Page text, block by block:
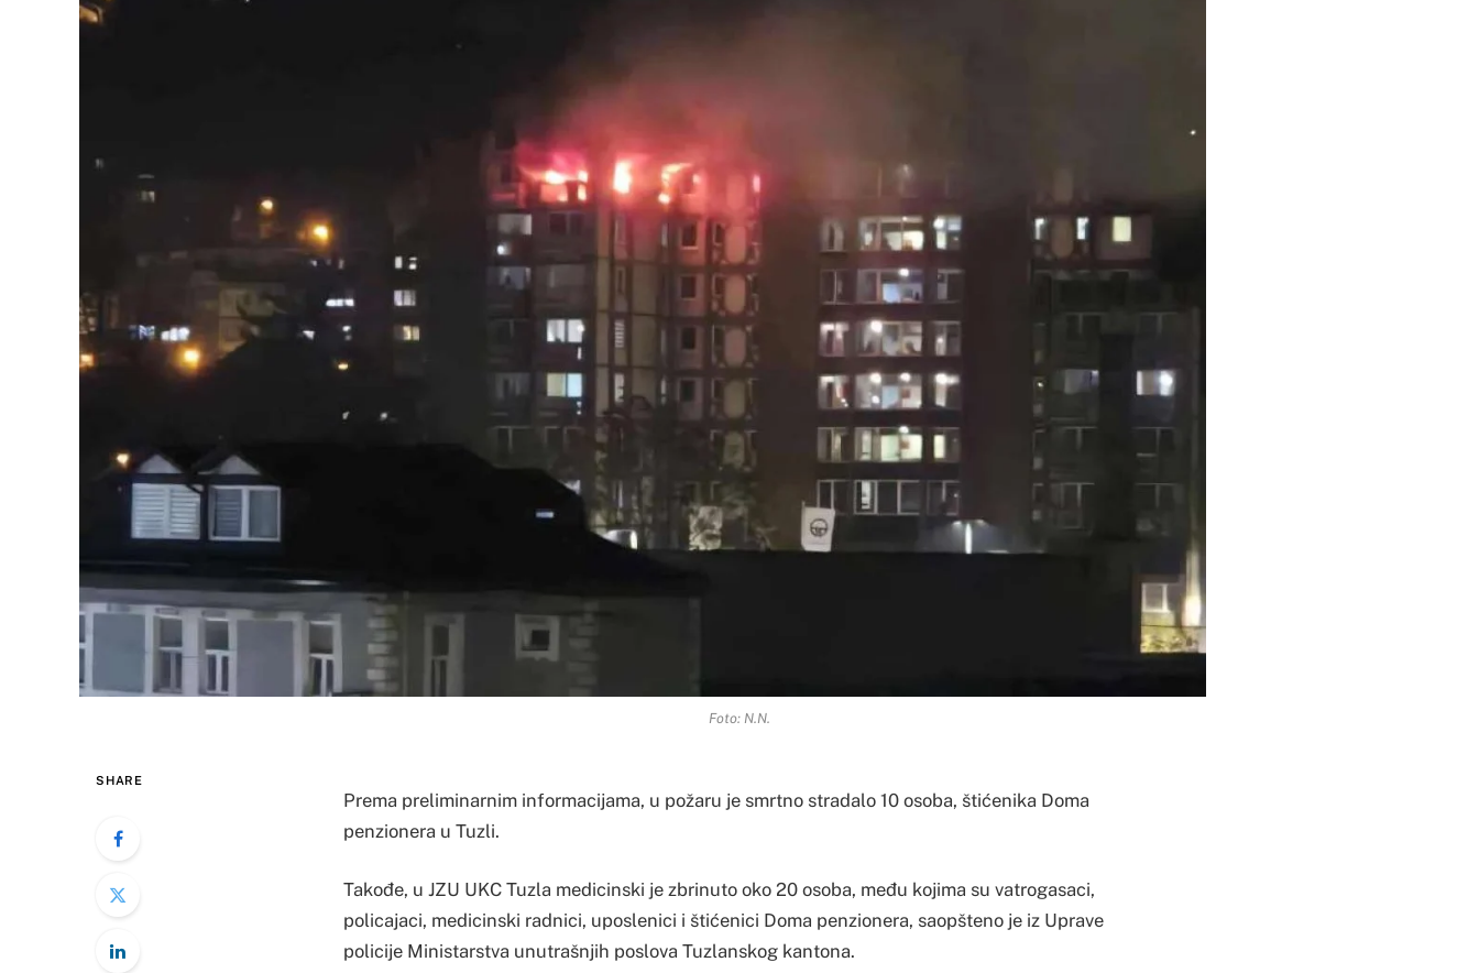
Foto: N.N.
SHARE
Prema preliminarnim informacijama, u požaru je smrtno stradalo 10 osoba, štićenika Doma
penzionera u Tuzli.
Takođe, u JZU UKC Tuzla medicinski je zbrinuto oko 20 osoba, među kojima su vatrogasaci,
policajaci, medicinski radnici, uposlenici i štićenici Doma penzionera, saopšteno je iz Uprave
policije Ministarstva unutrašnjih poslova Tuzlanskog kantona.